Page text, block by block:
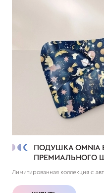
ПОДУШКА
ПРЕМИАЛЬНОГО
Лимитированная коллекция с